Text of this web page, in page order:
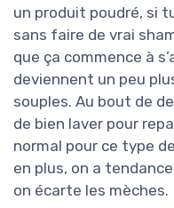
un produit poudré, si
sans faire de vrai
que ça commence à
deviennent un peu
souples. Au bout de
de bien laver pour
normal pour ce type
en plus, on a
on écarte les mèches.